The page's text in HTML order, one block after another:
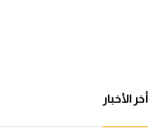
أخر الأخبار